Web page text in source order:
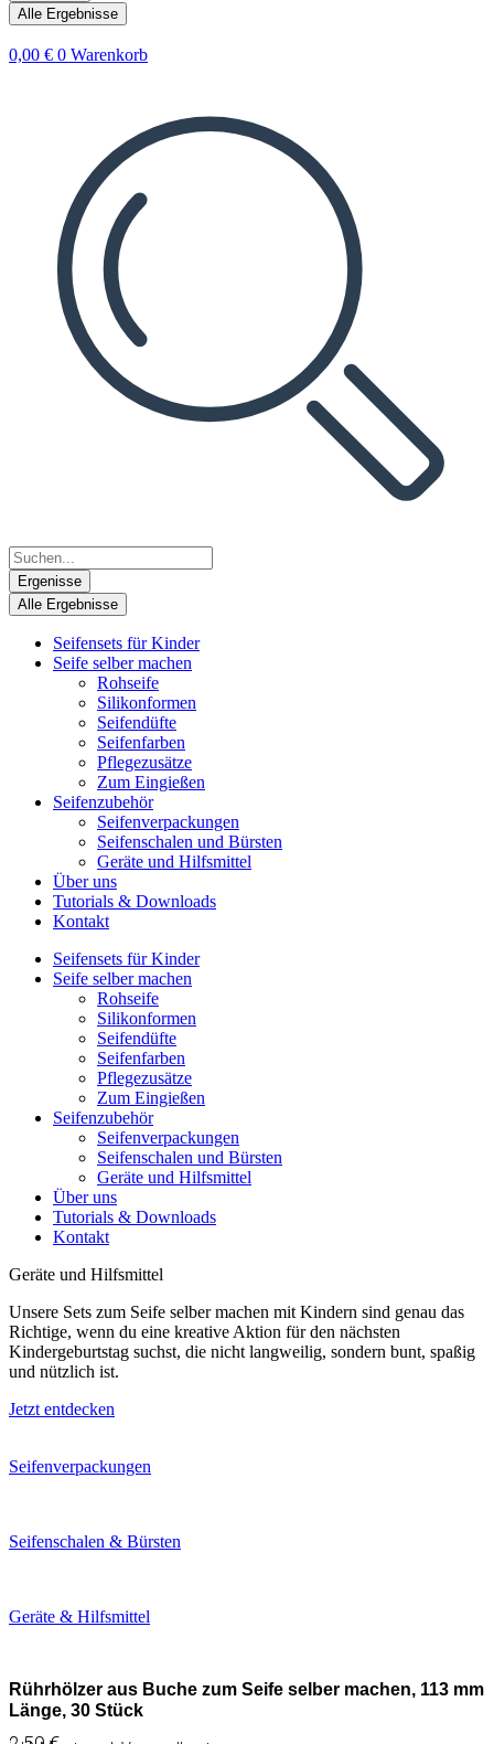
Alle Ergebnisse
0,00 € 0 Warenkorb
Ergenisse
Alle Ergebnisse
Seifensets für Kinder
Seife selber machen
Rohseife
Silikonformen
Seifendüfte
Seifenfarben
Pflegezusätze
Zum Eingießen
Seifenzubehör
Seifenverpackungen
Seifenschalen und Bürsten
Geräte und Hilfsmittel
Über uns
Tutorials & Downloads
Kontakt
Seifensets für Kinder
Seife selber machen
Rohseife
Silikonformen
Seifendüfte
Seifenfarben
Pflegezusätze
Zum Eingießen
Seifenzubehör
Seifenverpackungen
Seifenschalen und Bürsten
Geräte und Hilfsmittel
Über uns
Tutorials & Downloads
Kontakt
Geräte und Hilfsmittel
Unsere Sets zum Seife selber machen mit Kindern sind genau das
Richtige, wenn du eine kreative Aktion für den nächsten
Kindergeburtstag suchst, die nicht langweilig, sondern bunt, spaßig
und nützlich ist.
Jetzt entdecken
Seifenverpackungen
Seifenschalen & Bürsten
Geräte & Hilfsmittel
Rührhölzer aus Buche zum Seife selber machen, 113 mm
Länge, 30 Stück